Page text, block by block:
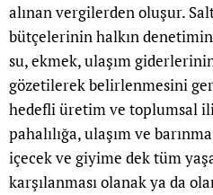
alınan vergilerden oluşur.
bütçelerinin halkın
su, ekmek, ulaşım
gözetilerek belirlenmesini
hedefli üretim ve toplumsal
pahalılığa, ulaşım ve
içecek ve giyime dek tüm
karşılanması olanak ya da